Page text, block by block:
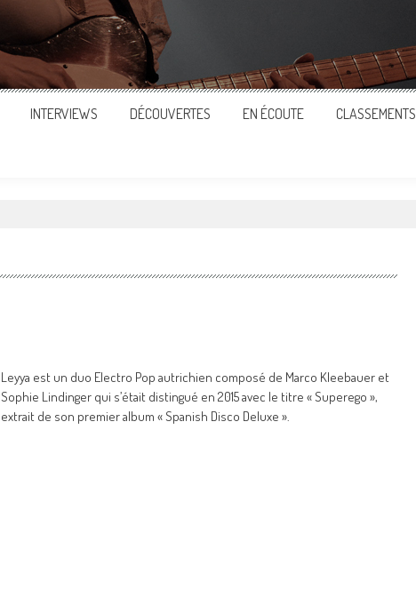
INTERVIEWS DÉCOUVERTES EN ÉCOUTE CLASSEMENTS
Leyya est un duo Electro Pop autrichien composé de Marco Kleebauer et
Sophie Lindinger qui s’était distingué en 2015 avec le titre « Superego »,
extrait de son premier album « Spanish Disco Deluxe ».